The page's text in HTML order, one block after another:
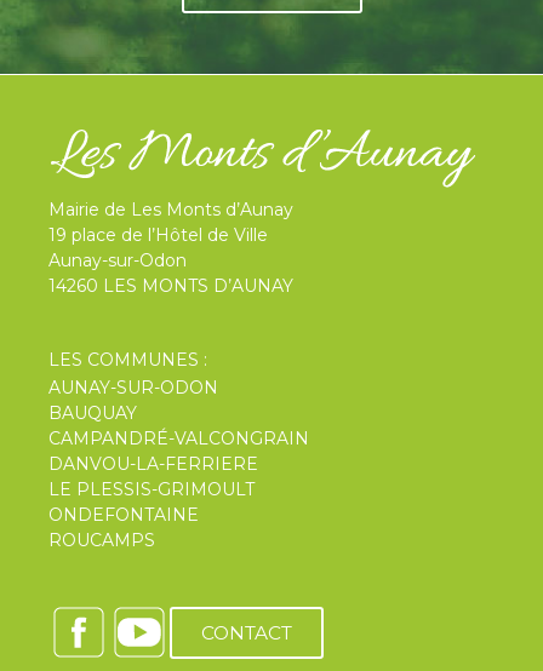
Mairie de Les Monts d’Aunay
19 place de l’Hôtel de Ville
Aunay-sur-Odon
14260 LES MONTS D’AUNAY
LES COMMUNES :
AUNAY-SUR-ODON
BAUQUAY
CAMPANDRÉ-VALCONGRAIN
DANVOU-LA-FERRIERE
LE PLESSIS-GRIMOULT
ONDEFONTAINE
ROUCAMPS
CONTACT